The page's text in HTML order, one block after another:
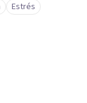
Estrés